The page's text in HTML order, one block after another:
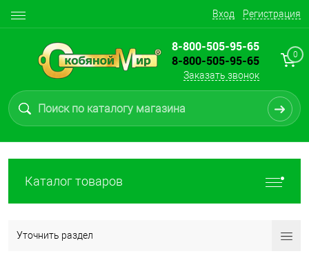
Вход Регистрация
8-800-505-95-65
8-800-505-95-65
Заказать звонок
0
Каталог товаров
Уточнить раздел